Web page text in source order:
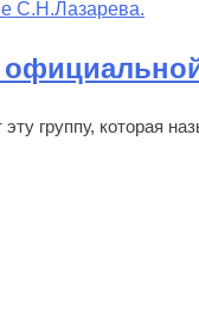
группу, которая